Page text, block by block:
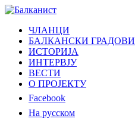
ЧЛАНЦИ
БАЛКАНСКИ ГРАДОВИ
ИСТОРИЈА
ИНТЕРВЈУ
ВЕСТИ
О ПРОЈЕКТУ
Facebook
На русском